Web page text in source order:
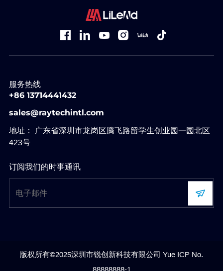
服务热线
+86 13714441432
sales@raytechintl.com
地址： 广东省深圳市龙岗区腾飞路留学生创业园一园北区
423号
订阅我们的时事通讯
版权所有©2025深圳市锐创新科技有限公司 Yue ICP No.